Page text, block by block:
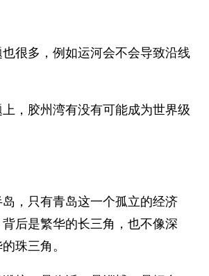
很多，例如运河会不会导致沿线
，胶州湾有没有可能成为世界级
，只有青岛这一个孤立的经济
后是繁华的长三角，也不像深
珠三角。